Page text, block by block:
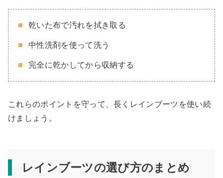
乾いた布で汚れを拭き取る
中性洗剤を使って洗う
完全に乾かしてから収納する
これらのポイントを守って、長くレインブーツを使い続
けましょう。
レインブーツの選び方のまとめ